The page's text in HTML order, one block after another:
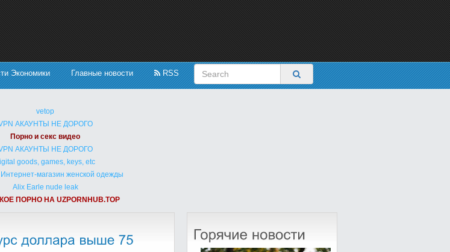
Экономики Главные новости RSS
vetop
АКАУНТЫ НЕ ДОРОГО
Порно и секс видео
АКАУНТЫ НЕ ДОРОГО
goods, games, keys, etc
магазин женской одежды
Alix Earle nude leak
ПОРНО НА UZPORNHUB.TOP